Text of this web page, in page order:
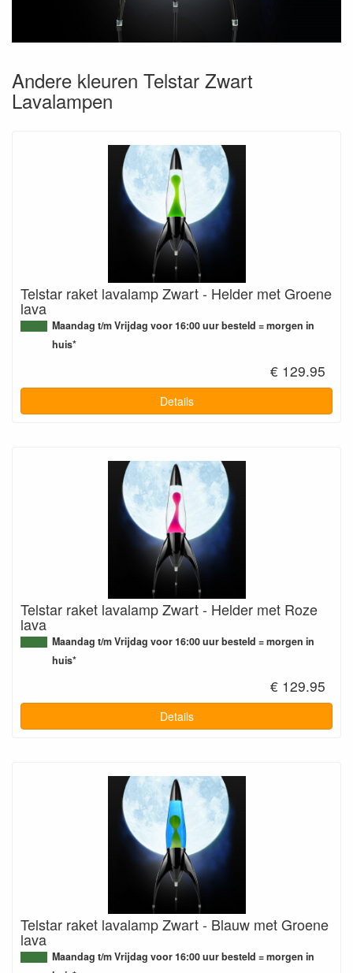
Andere kleuren Telstar Zwart
Lavalampen
Telstar raket lavalamp Zwart - Helder met Groene
lava
Maandag t/m Vrijdag voor 16:00 uur besteld = morgen in
huis*
€ 129.95
Details
Telstar raket lavalamp Zwart - Helder met Roze
lava
Maandag t/m Vrijdag voor 16:00 uur besteld = morgen in
huis*
€ 129.95
Details
Telstar raket lavalamp Zwart - Blauw met Groene
lava
Maandag t/m Vrijdag voor 16:00 uur besteld = morgen in